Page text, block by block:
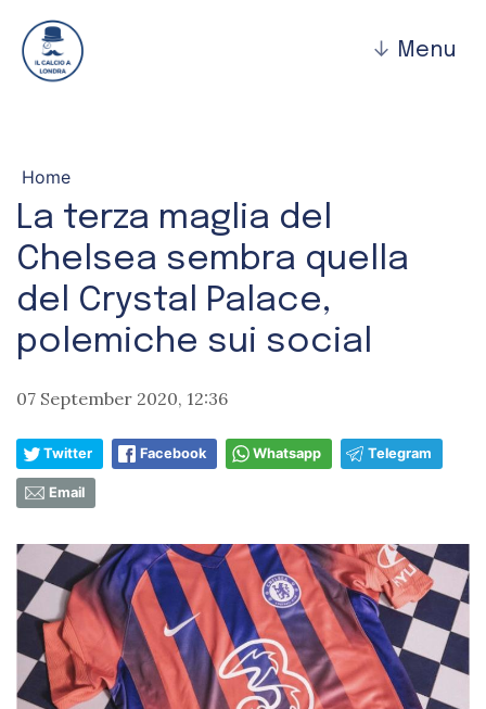
↓ Menu
Home
La terza maglia del
Chelsea sembra quella
del Crystal Palace,
polemiche sui social
07 September 2020, 12:36
Twitter Facebook Whatsapp Telegram
Email